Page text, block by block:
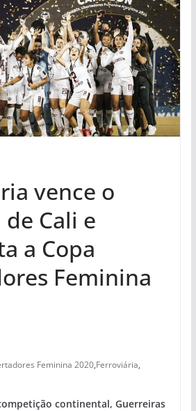
vence o
Cali e
a Copa
Feminina
Feminina 2020,Ferroviária,
continental, Guerreiras